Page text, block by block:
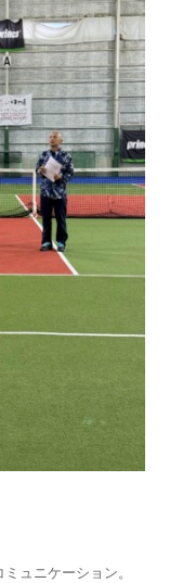
ュニケーション。